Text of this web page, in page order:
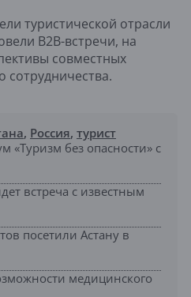
туристической отрасли
B2B-встречи, на
совместных
сотрудничества.
, Россия, турист
«Туризм без опасности» с
встреча с известным
посетили Астану в
медицинского